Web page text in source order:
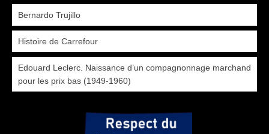
Bernardo Trujillo
Histoire de Carrefour
Edouard Leclerc. Naissance d’un compagnonnage marchand
pour les prix bas (1949-1960)